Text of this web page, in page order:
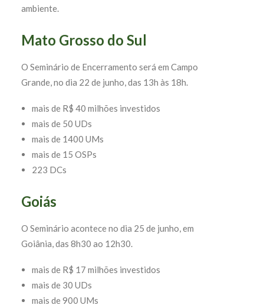
ambiente.
Mato Grosso do Sul
O Seminário de Encerramento será em Campo
Grande, no dia 22 de junho, das 13h às 18h.
mais de R$ 40 milhões investidos
mais de 50 UDs
mais de 1400 UMs
mais de 15 OSPs
223 DCs
Goiás
O Seminário acontece no dia 25 de junho, em
Goiânia, das 8h30 ao 12h30.
mais de R$ 17 milhões investidos
mais de 30 UDs
mais de 900 UMs